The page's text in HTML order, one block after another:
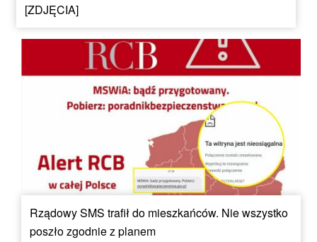
[ZDJĘCIA]
Rządowy SMS trafił do mieszkańców. Nie wszystko
poszło zgodnie z planem